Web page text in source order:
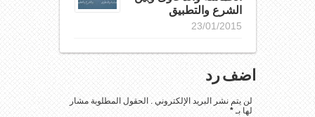
الشرع والتطبيق
23/01/2015
اضف رد
لن يتم نشر البريد الإلكتروني . الحقول المطلوبة مشار
لها بـ*